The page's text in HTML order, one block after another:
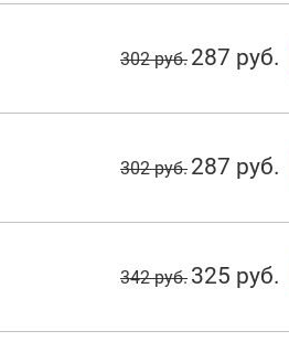
302 руб. 287 руб.
302 руб. 287 руб.
342 руб. 325 руб.